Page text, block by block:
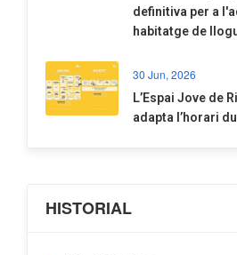
definitiva per a
habitatge de
30 Jun, 2026
​L’Espai Jove de
adapta l’horari
HISTORIAL